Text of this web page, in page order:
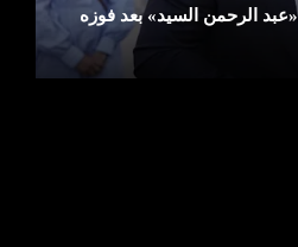
الرحمن السيد» بعد فوزه